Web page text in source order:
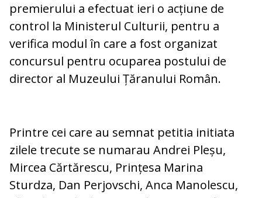
premierului a efectuat ieri o acțiune de
control la Ministerul Culturii, pentru a
verifica modul în care a fost organizat
concursul pentru ocuparea postului de
director al Muzeului Țăranului Român.
Printre cei care au semnat petitia initiata
zilele trecute se numarau Andrei Pleșu,
Mircea Cărtărescu, Prințesa Marina
Sturdza, Dan Perjovschi, Anca Manolescu,